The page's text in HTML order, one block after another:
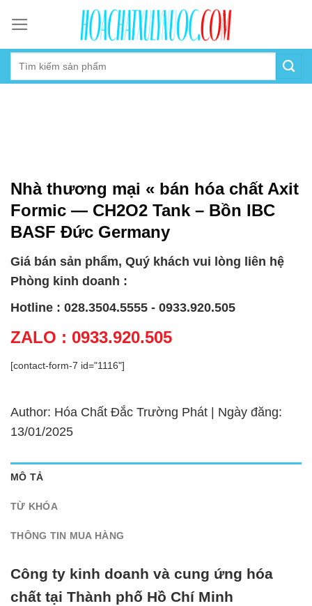
content
Nhà thương mại « bán hóa chất Axit
Formic — CH2O2 Tank – Bồn IBC
BASF Đức Germany
Giá bán sản phẩm, Quý khách vui lòng liên hệ
Phòng kinh doanh :
Hotline : 028.3504.5555 - 0933.920.505
ZALO : 0933.920.505
[contact-form-7 id="1116"]
Author: Hóa Chất Đắc Trường Phát | Ngày đăng:
13/01/2025
MÔ TẢ
TỪ KHÓA
THÔNG TIN MUA HÀNG
Công ty kinh doanh và cung ứng hóa
chất tại Thành phố Hồ Chí Minh